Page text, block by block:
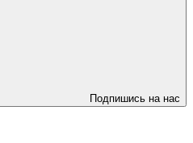
Подпишись на нас